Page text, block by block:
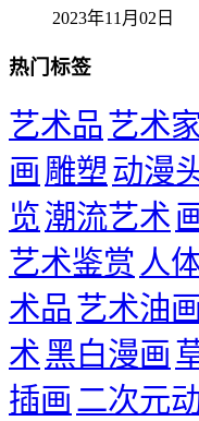
2023年11月02日
热门标签
艺术品艺术
画 雕塑 动漫
览潮流艺术
艺术鉴赏 人
术品艺术油画
术黑白漫画
插画 二次元